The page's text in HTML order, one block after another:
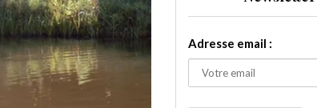
Adresse email :